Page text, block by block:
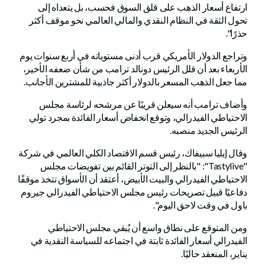
ارتفاع أسعار الذهب على قلق السوق فحسب، بل يتعداه إلى
تحول الثقة في النظام النقدي والمالي العالمي نحو موقف أكثر
حذرًا".
وتراجع الدولار الأمريكي قرب أدنى مستوياته في أربع سنوات يوم
الأربعاء بعد أن قلل الرئيس دونالد ترامب من شأن ضعفه الأخير،
مما جعل الذهب المسعر بالدولار أكثر جاذبية للمشترين الأجانب.
وأضاف ترامب أنه سيعلن قريبًا عن مرشحه لرئاسة مجلس
الاحتياطي الفيدرالي، وتوقع انخفاض أسعار الفائدة بمجرد تولي
الرئيس الجديد منصبه.
وقال إيليا سبيفاك، رئيس قسم الاقتصاد الكلي العالمي في شركة
"Tastylive": "بالنظر إلى التوتر القائم بين تفويضات مجلس
الاحتياطي الفيدرالي والبيت الأبيض، أعتقد أن الأسواق تتخذ موقفًا
دفاعيًا قبيل تصريحات رئيس مجلس الاحتياطي الفيدرالي جيروم
باول في وقت لاحق اليوم".
ومن المتوقع على نطاق واسع أن يُبقي مجلس الاحتياطي
الفيدرالي أسعار الفائدة ثابتة في اجتماعه للسياسة النقدية في
يناير، المنعقد حاليًا.